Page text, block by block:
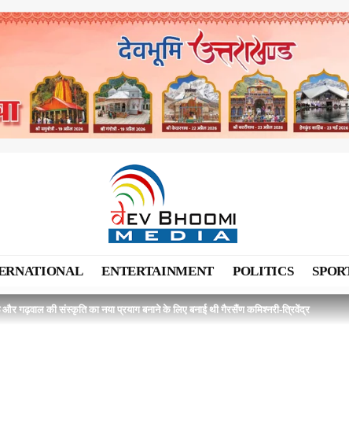
ENTERTAINMENT POLITICS
गढ़वाल की संस्कृति का नया प्रयाग बनाने के लिए बनाई थी गैरसैंण कमिश्नरी-त्रिवेंद्र